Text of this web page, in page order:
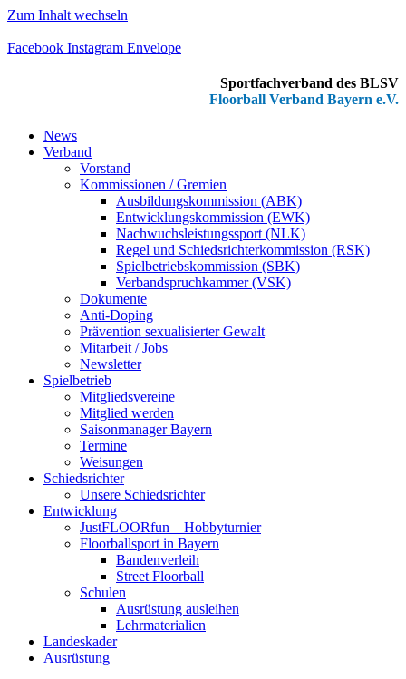
Zum Inhalt wechseln
Facebook Instagram Envelope
Sportfachverband des BLSV
Floorball Verband Bayern e.V.
News
Verband
Vorstand
Kommissionen / Gremien
Ausbildungskommission (ABK)
Entwicklungskommission (EWK)
Nachwuchsleistungssport (NLK)
Regel und Schiedsrichterkommission (RSK)
Spielbetriebskommission (SBK)
Verbandspruchkammer (VSK)
Dokumente
Anti-Doping
Prävention sexualisierter Gewalt
Mitarbeit / Jobs
Newsletter
Spielbetrieb
Mitgliedsvereine
Mitglied werden
Saisonmanager Bayern
Termine
Weisungen
Schiedsrichter
Unsere Schiedsrichter
Entwicklung
JustFLOORfun – Hobbyturnier
Floorballsport in Bayern
Bandenverleih
Street Floorball
Schulen
Ausrüstung ausleihen
Lehrmaterialien
Landeskader
Ausrüstung